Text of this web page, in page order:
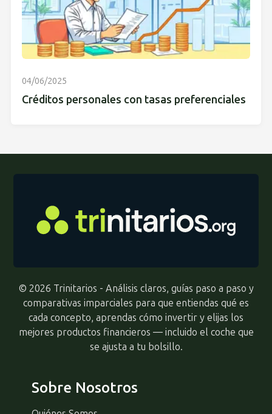
04/06/2025
Créditos personales con tasas preferenciales
© 2026 Trinitarios - Análisis claros, guías paso a paso y
comparativas imparciales para que entiendas qué es
cada concepto, aprendas cómo invertir y elijas los
mejores productos financieros — incluido el coche que
se ajusta a tu bolsillo.
Sobre Nosotros